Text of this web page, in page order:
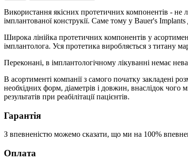
Використання якісних протетичних компонентів - не
імплантованої конструкії. Саме тому у Bauer's
Широка лінійка протетичних компонентів у
імплантолога. Уся протетика виробляється з титану
Переконані, в імплантологічному лікуванні немає
В асортименті компанії з самого початку закладені
необхідних форм, діаметрів і довжин, внаслідок
результатів при реабілітації пацієнтів.
Гарантія
З впевненістю можемо сказати, що ми на 100%
Оплата